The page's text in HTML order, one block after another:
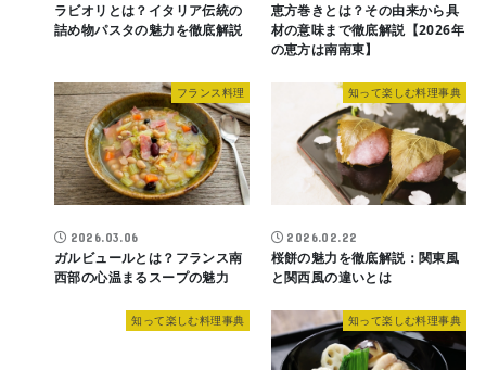
ラビオリとは？イタリア伝統の
詰め物パスタの魅力を徹底解説
恵方巻きとは？その由来から具
材の意味まで徹底解説【2026年
の恵方は南南東】
フランス料理
2026.03.06
ガルビュールとは？フランス南
西部の心温まるスープの魅力
知って楽しむ料理事典
2026.02.22
桜餅の魅力を徹底解説：関東風
と関西風の違いとは
知って楽しむ料理事典 知って楽しむ料理事典